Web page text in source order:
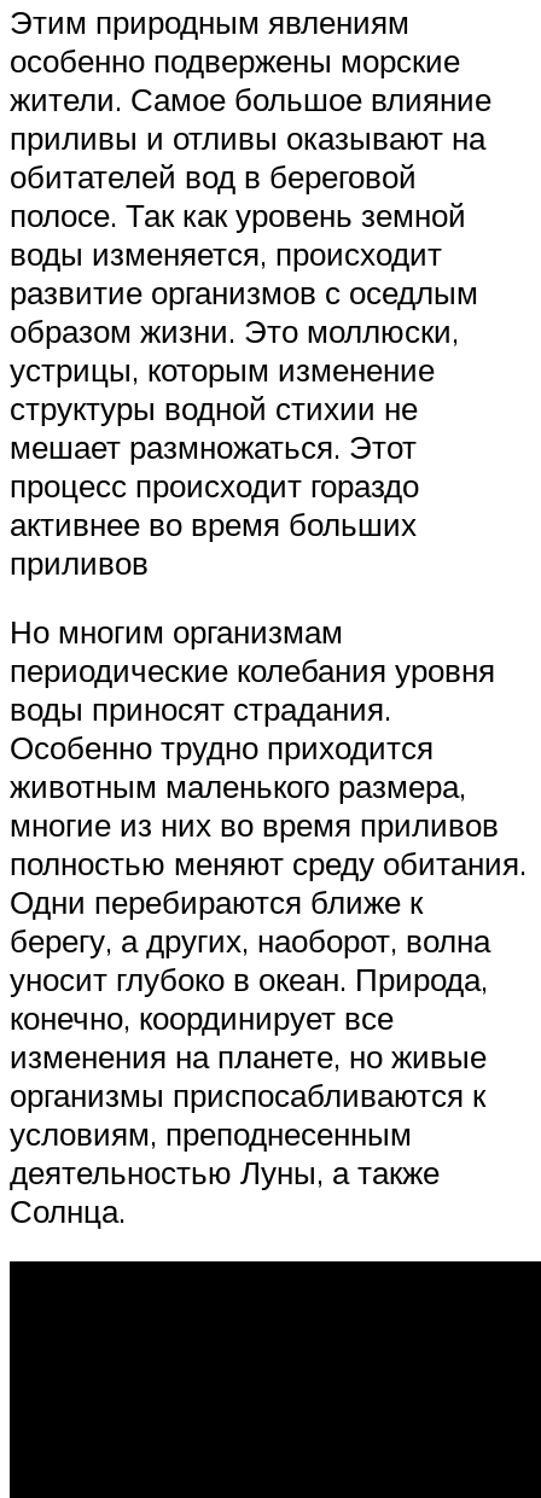
Этим природным явлениям
особенно подвержены морские
жители. Самое большое влияние
приливы и отливы оказывают на
обитателей вод в береговой
полосе. Так как уровень земной
воды изменяется, происходит
развитие организмов с оседлым
образом жизни. Это моллюски,
устрицы, которым изменение
структуры водной стихии не
мешает размножаться. Этот
процесс происходит гораздо
активнее во время больших
приливов
Но многим организмам
периодические колебания уровня
воды приносят страдания.
Особенно трудно приходится
животным маленького размера,
многие из них во время приливов
полностью меняют среду обитания.
Одни перебираются ближе к
берегу, а других, наоборот, волна
уносит глубоко в океан. Природа,
конечно, координирует все
изменения на планете, но живые
организмы приспосабливаются к
условиям, преподнесенным
деятельностью Луны, а также
Солнца.